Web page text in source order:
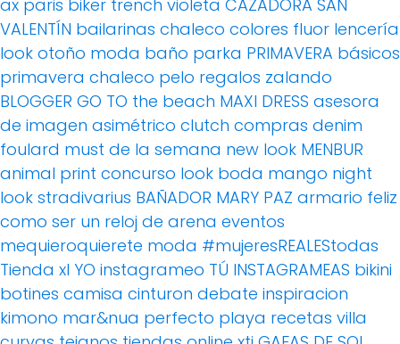
ax paris biker trench violeta CAZADORA SAN
VALENTÍN bailarinas chaleco colores fluor lencería
look otoño moda baño parka PRIMAVERA básicos
primavera chaleco pelo regalos zalando
BLOGGER GO TO the beach MAXI DRESS asesora
de imagen asimétrico clutch compras denim
foulard must de la semana new look MENBUR
animal print concurso look boda mango night
look stradivarius BAÑADOR MARY PAZ armario feliz
como ser un reloj de arena eventos
mequieroquierete moda #mujeresREALEStodas
Tienda xl YO instagrameo TÚ INSTAGRAMEAS bikini
botines camisa cinturon debate inspiracion
kimono mar&nua perfecto playa recetas villa